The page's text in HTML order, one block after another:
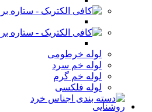
لوله خرطومی
لوله خم سرد
لوله خم گرم
لوله فلکسی
روشنایی